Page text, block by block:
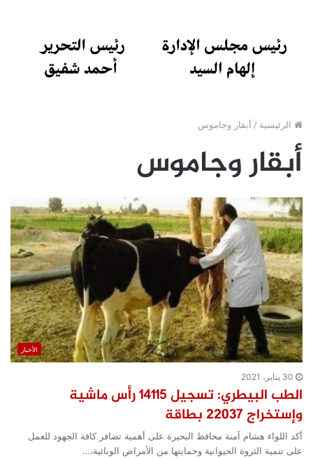
الرئيسية / أبقار وجاموس
أبقار وجاموس
الأخبار
30 يناير، 2021
الطب البيطري: تسجيل ١٤١١٥ رأس ماشية
وإستخراج ٢٢٠٣٧ بطاقة
أكد اللواء هشام آمنة محافظ البحيرة على أهمية تضافر كافة الجهود للعمل
على تنمية الثروة الحيوانية وحمايتها من الأمراض الوبائية،…